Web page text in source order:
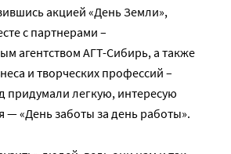
акцией «День Земли»,
с партнерами –
агентством АГТ-Сибирь, а также
и творческих профессий –
придумали легкую, интересую
— «День заботы за день работы».